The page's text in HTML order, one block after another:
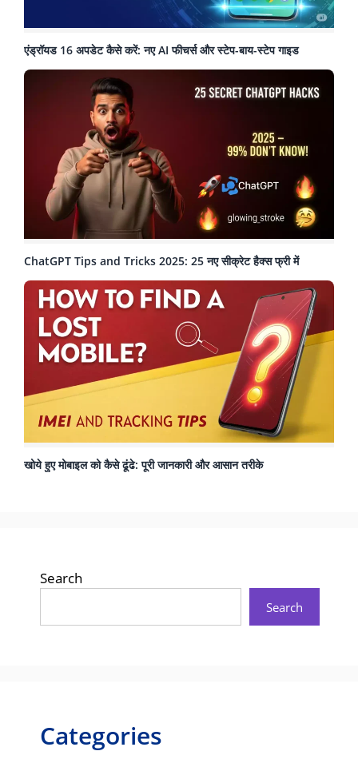
एंड्रॉयड 16 अपडेट कैसे करें: नए AI फीचर्स और स्टेप-बाय-स्टेप गाइड
ChatGPT Tips and Tricks 2025: 25 नए सीक्रेट हैक्स फ्री में
खोये हुए मोबाइल को कैसे ढूंढे: पूरी जानकारी और आसान तरीके
Search
Search
Categories